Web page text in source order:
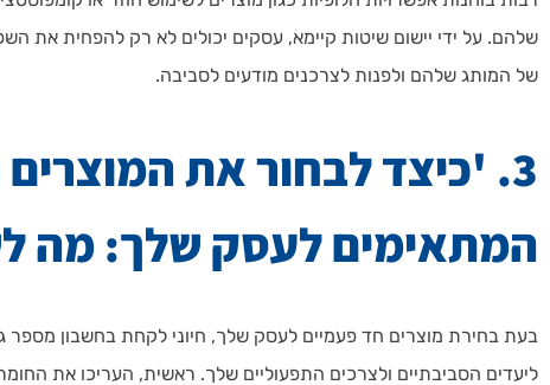
שלהם. על ידי יישום שיטות קיימא, עסקים יכולים לא רק להפחית את
של המותג שלהם ולפנות לצרכנים מודעים לסביבה.
3. 'כיצד לבחור את
המתאימים לעסק שלך: מה
בעת בחירת מוצרים חד פעמיים לעסק שלך, חיוני לקחת בחשבון מספר
ליעדים הסביבתיים ולצרכים התפעוליים שלך. ראשית, העריכו את